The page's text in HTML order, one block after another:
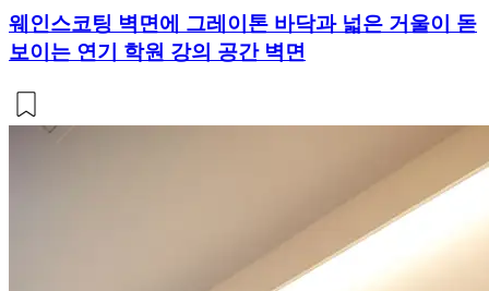
웨인스코팅 벽면에 그레이톤 바닥과 넓은 거울이 돋
보이는 연기 학원 강의 공간 벽면